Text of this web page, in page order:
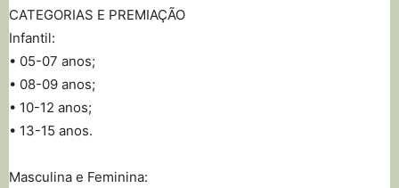
CATEGORIAS E PREMIAÇÃO
Infantil:
• 05-07 anos;
• 08-09 anos;
• 10-12 anos;
• 13-15 anos.
Masculina e Feminina: